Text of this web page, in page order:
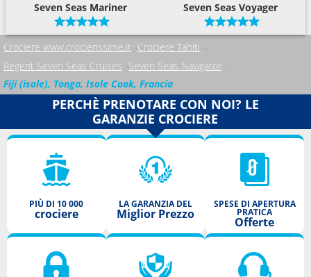
Seven Seas Mariner Seven Seas Voyager
Crociere www.crocierissime.it Crociere Tahiti
Regent Seven Seas Cruises Seven Seas Navigator
Fiji (isole), Tonga, Isole Cook, Francia
PERCHÈ PRENOTARE CON NOI? LE
GARANZIE CROCIERE
PIÙ DI 10 000
crociere
LA GARANZIA DEL
Miglior Prezzo
SPESE DI APERTURA
PRATICA
Offerte